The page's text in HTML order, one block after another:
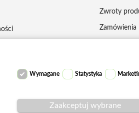
Zwroty
Zamówienia
Kupony
Wymagane Statystyka
Zaakceptuj wybrane